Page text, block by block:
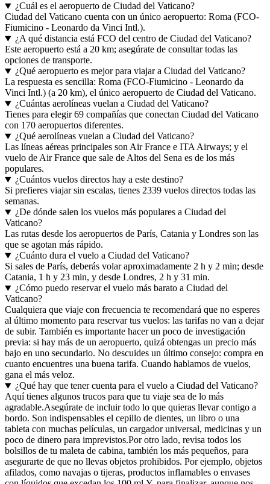
¿Cuál es el aeropuerto de Ciudad del Vaticano?
Ciudad del Vaticano cuenta con un único aeropuerto: Roma (FCO-
Fiumicino - Leonardo da Vinci Intl.).
¿A qué distancia está FCO del centro de Ciudad del Vaticano?
Este aeropuerto está a 20 km; asegúrate de consultar todas las
opciones de transporte.
¿Qué aeropuerto es mejor para viajar a Ciudad del Vaticano?
La respuesta es sencilla: Roma (FCO-Fiumicino - Leonardo da
Vinci Intl.) (a 20 km), el único aeropuerto de Ciudad del Vaticano.
¿Cuántas aerolíneas vuelan a Ciudad del Vaticano?
Tienes para elegir 69 compañías que conectan Ciudad del Vaticano
con 170 aeropuertos diferentes.
¿Qué aerolíneas vuelan a Ciudad del Vaticano?
Las líneas aéreas principales son Air France e ITA Airways; y el
vuelo de Air France que sale de Altos del Sena es de los más
populares.
¿Cuántos vuelos directos hay a este destino?
Si prefieres viajar sin escalas, tienes 2339 vuelos directos todas las
semanas.
¿De dónde salen los vuelos más populares a Ciudad del
Vaticano?
Las rutas desde los aeropuertos de París, Catania y Londres son las
que se agotan más rápido.
¿Cuánto dura el vuelo a Ciudad del Vaticano?
Si sales de París, deberás volar aproximadamente 2 h y 2 min; desde
Catania, 1 h y 23 min, y desde Londres, 2 h y 31 min.
¿Cómo puedo reservar el vuelo más barato a Ciudad del
Vaticano?
Cualquiera que viaje con frecuencia te recomendará que no esperes
al último momento para reservar tus vuelos: las tarifas no van a dejar
de subir. También es importante hacer un poco de investigación
previa: si hay más de un aeropuerto, quizá obtengas un precio más
bajo en uno secundario. No descuides un último consejo: compra en
cuanto encuentres una buena tarifa. Cuando hablamos de vuelos,
gana el más veloz.
¿Qué hay que tener cuenta para el vuelo a Ciudad del Vaticano?
Aquí tienes algunos trucos para que tu viaje sea de lo más
agradable.Asegúrate de incluir todo lo que quieras llevar contigo a
bordo. Son indispensables el cepillo de dientes, un libro o una
tableta con muchas películas, un cargador universal, medicinas y un
poco de dinero para imprevistos.Por otro lado, revisa todos los
bolsillos de tu maleta de cabina, también los más pequeños, para
asegurarte de que no llevas objetos prohibidos. Por ejemplo, objetos
afilados, como navajas o tijeras, productos inflamables o envases